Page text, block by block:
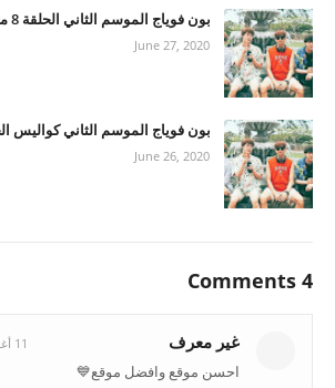
بون فوياج الموسم الثاني الحلقة 8 مترجمة للعربية
June 27, 2020
بون فوياج الموسم الثاني كواليس الحلقة 7 مترجمة
June 26, 2020
4 Comments
غير معرف 11 أغسطس 2020 في 2:15 م
احسن موقع وافضل موقع💙